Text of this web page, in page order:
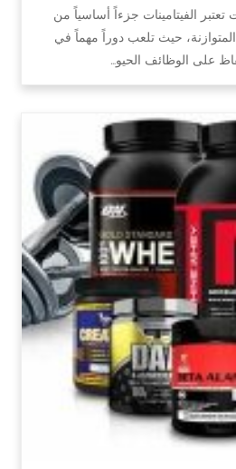
تعتبر الفيتامينات جزءاً أساسياً من
حيث تلعب دوراً مهماً في
على الوظائف الحيو…